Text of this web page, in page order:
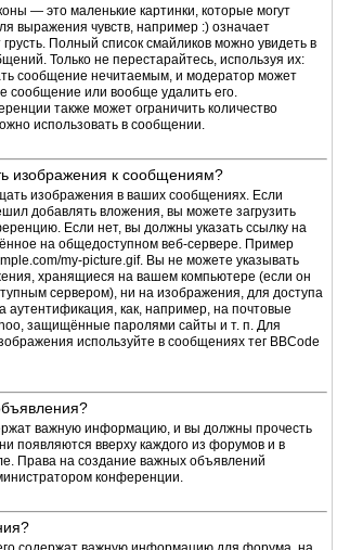
— это маленькие картинки, которые могут
выражения чувств, например :) означает
грусть. Полный список смайликов можно увидеть в
Только не перестарайтесь, используя их:
сообщение нечитаемым, и модератор может
сообщение или вообще удалить его.
также может ограничить количество
использовать в сообщении.
изображения к сообщениям?
изображения в ваших сообщениях. Если
добавлять вложения, вы можете загрузить
Если нет, вы должны указать ссылку на
на общедоступном веб-сервере. Пример
my-picture.gif. Вы не можете указывать
хранящиеся на вашем компьютере (если он
сервером), ни на изображения, для доступа
аутентификация, как, например, на почтовые
защищённые паролями сайты и т. п. Для
используйте в сообщениях тег BBCode
важную информацию, и вы должны прочесть
появляются вверху каждого из форумов и в
Права на создание важных объявлений
конференции.